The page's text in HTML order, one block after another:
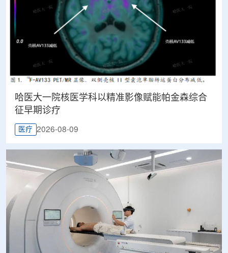
哈医大一院核医学科以精准影像赋能帕金森综合
征早期诊疗
医疗 2026-08-09